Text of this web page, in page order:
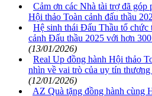
Cảm ơn các Nhà tài trợ đã góp
Hội thảo Toàn cảnh đấu thầu
Hệ sinh thái Đấu Thầu tổ chức
cảnh Đấu thầu 2025 với hơn
(13/01/2026)
Real Up đồng hành Hội thảo
nhìn về vai trò của uy tín thương
(12/01/2026)
AZ Quà tặng đồng hành cùng